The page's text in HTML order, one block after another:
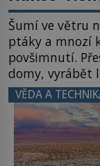
Šumí ve větru
ptáky a mnozí
povšimnutí.
domy, vyrábět
inspiroval řadu
užitečná
Většina lidí
letního
VĚDA A